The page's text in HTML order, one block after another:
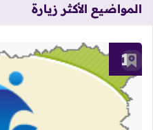
المواضيع الأكثر زيارة
أضف إلى العلامات المرجعية